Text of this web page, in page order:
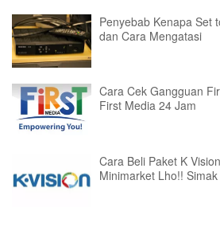
Penyebab Kenapa Set
dan Cara Mengatasi
Cara Cek Gangguan
First Media 24 Jam
Cara Beli Paket K
Minimarket Lho!!